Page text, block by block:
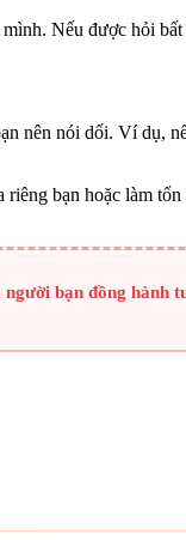
Nếu được hỏi
nên nói dối. Ví dụ,
bạn hoặc làm
bạn đồng